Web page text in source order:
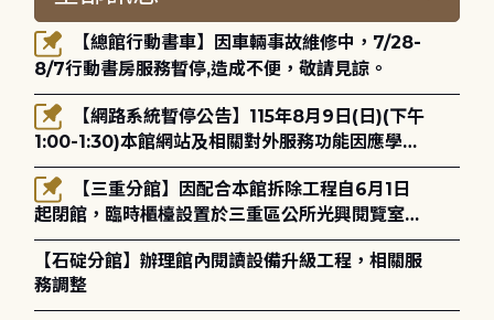
8/7行動書房服務暫停,造成不便，敬請見諒。
1:00-1:30)本館網站及相關對外服務功能因應學術
網路升級更新將暫停服務。
起閉館，臨時櫃檯設置於三重區公所光興閱覽室，
造成不便，敬請見諒。
【石碇分館】辦理館內閱讀設備升級工程，相關服
務調整